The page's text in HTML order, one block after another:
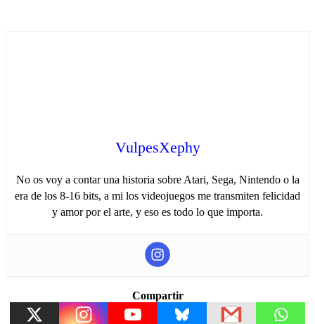
VulpesXephy
No os voy a contar una historia sobre Atari, Sega, Nintendo o la
era de los 8-16 bits, a mi los videojuegos me transmiten felicidad
y amor por el arte, y eso es todo lo que importa.
Compartir